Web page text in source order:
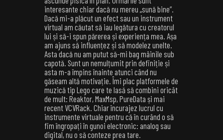
interesante chiar dacă nu mereu „sună bine”.
Dacă mi-a plăcut un efect sau un instrument
virtual am căutat să iau legătura cu creatorul
lui și să-i spun părerea și experiența mea. Așa
am ajuns să influențez și să modelez unelte.
Asta dacă nu am putut să-mi bag mâinile sub
capotă. Sunt un nemulțumit prin definiție și
asta m-a împins înainte atunci când nu
găseam altă motivație. Îmi plac platformele de
muzică tip Lego care te lasă să combini oricât
de mult: Reaktor, MaxMsp, PureData și mai
recent VCVRack. Chiar încurajez lucrul cu
instrumente virtuale pentru că în curând o să
fim îngropați în gunoi electronic: analog sau
digital, nu o să conteze prea tare.